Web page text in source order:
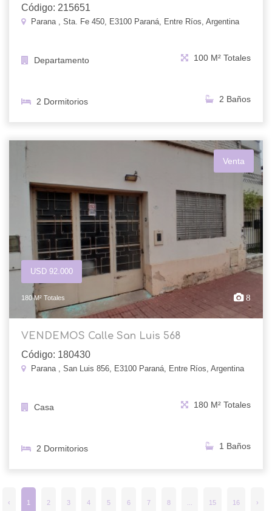
Código: 215651
Parana , Sta. Fe 450, E3100 Paraná, Entre Ríos, Argentina
Departamento 100 M² Totales
2 Dormitorios 2 Baños
Venta
USD 92.000
180 M² Totales 8
VENDEMOS Calle San Luis 568
Código: 180430
Parana , San Luis 856, E3100 Paraná, Entre Ríos, Argentina
Casa 180 M² Totales
2 Dormitorios 1 Baños
‹ 1 2 3 4 5 6 7 8 ... 15 16 ›